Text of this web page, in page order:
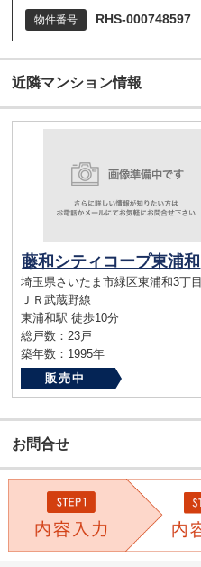
物件番号 RHS-000748597
近隣マンション情報
藤和シティコープ東浦和
埼玉県さいたま市緑区東浦和3丁目
ＪＲ武蔵野線
東浦和駅 徒歩10分
総戸数：23戸
築年数：1995年
販売中
お問合せ